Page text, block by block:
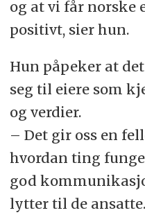
og at vi får norske
positivt, sier hun.
Hun påpeker at
seg til eiere som
og verdier.
– Det gir oss en
hvordan ting
god
lytter til de ansatte.